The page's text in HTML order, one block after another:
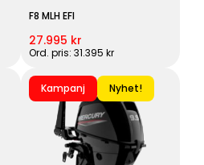
F8 MLH EFI
27.995 kr
Ord. pris: 31.395 kr
Kampanj Nyhet!